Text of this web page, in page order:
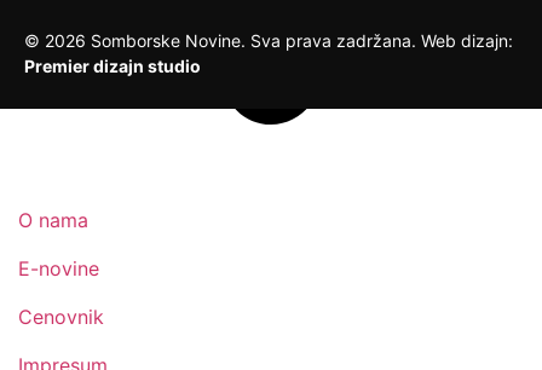
© 2026 Somborske Novine. Sva prava zadržana. Web dizajn:
Premier dizajn studio
O nama
E-novine
Cenovnik
Impresum